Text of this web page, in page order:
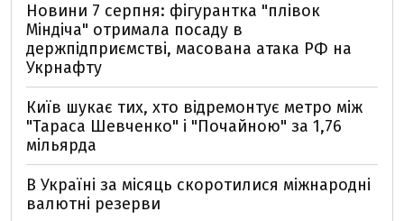
Новини 7 серпня: фігурантка "плівок
Міндіча" отримала посаду в
держпідприємстві, масована атака РФ на
Укрнафту
Київ шукає тих, хто відремонтує метро між
"Тараса Шевченко" і "Почайною" за 1,76
мільярда
В Україні за місяць скоротилися міжнародні
валютні резерви